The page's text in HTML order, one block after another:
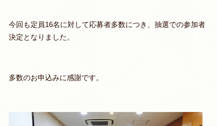
今回も定員16名に対して応募者多数につき、抽選での参加者
決定となりました。
多数のお申込みに感謝です。